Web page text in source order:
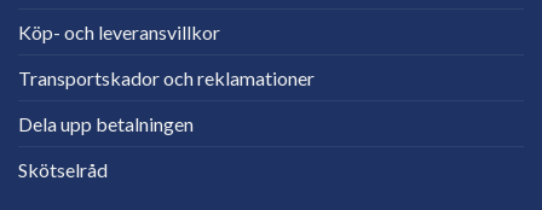
Köp- och leveransvillkor
Transportskador och reklamationer
Dela upp betalningen
Skötselråd